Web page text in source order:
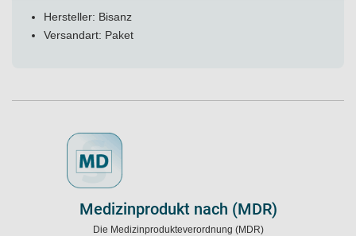
Hersteller: Bisanz
Versandart: Paket
Medizinprodukt nach (MDR)
Die Medizinprodukteverordnung (MDR)